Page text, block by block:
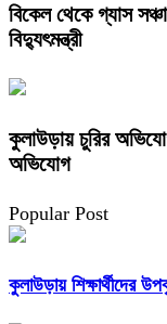
বিকেল থেকে গ্যাস
বিদ্যুৎমন্ত্রী
কুলাউড়ায় চুরির
অভিযোগ
Popular Post
কুলাউড়ায় শিক্ষার্থীদের